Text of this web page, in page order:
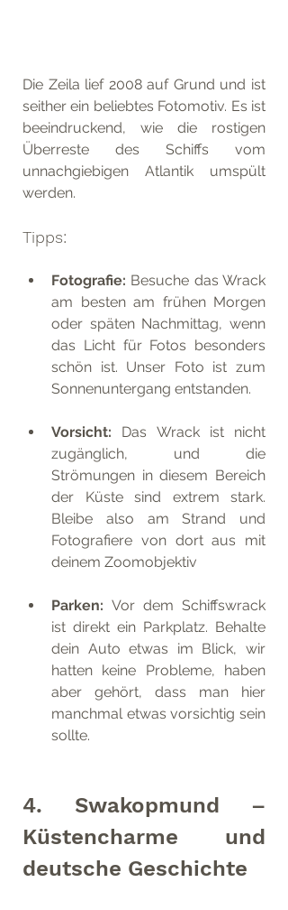
Die Zeila lief 2008 auf Grund und ist
seither ein beliebtes Fotomotiv. Es ist
beeindruckend, wie die rostigen
Überreste des Schiffs vom
unnachgiebigen Atlantik umspült
werden.
Tipps:
Fotografie: Besuche das Wrack
am besten am frühen Morgen
oder späten Nachmittag, wenn
das Licht für Fotos besonders
schön ist. Unser Foto ist zum
Sonnenuntergang entstanden.
Vorsicht: Das Wrack ist nicht
zugänglich, und die
Strömungen in diesem Bereich
der Küste sind extrem stark.
Bleibe also am Strand und
Fotografiere von dort aus mit
deinem Zoomobjektiv
Parken: Vor dem Schiffswrack
ist direkt ein Parkplatz. Behalte
dein Auto etwas im Blick, wir
hatten keine Probleme, haben
aber gehört, dass man hier
manchmal etwas vorsichtig sein
sollte.
4. Swakopmund –
Küstencharme und
deutsche Geschichte